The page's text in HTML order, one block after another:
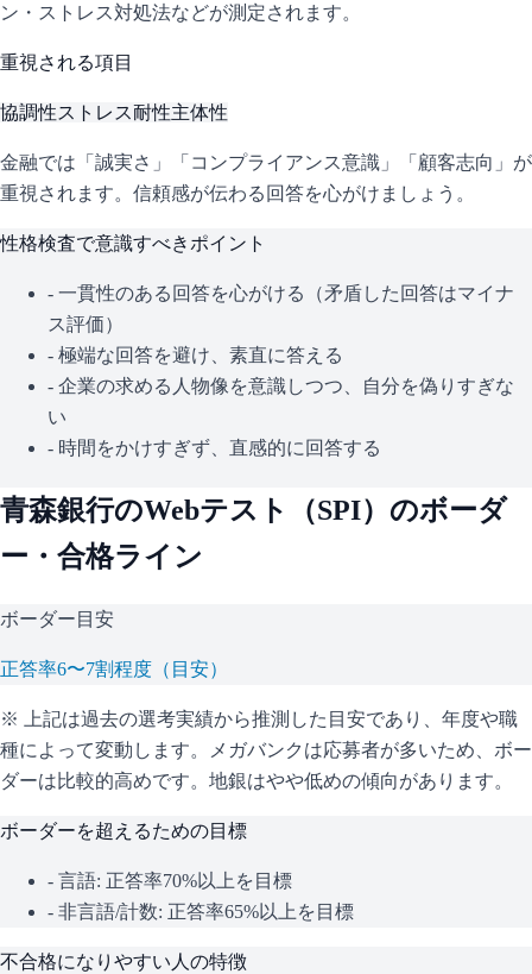
ン・ストレス対処法などが測定されます。
重視される項目
協調性ストレス耐性主体性
金融では「誠実さ」「コンプライアンス意識」「顧客志向」が
重視されます。信頼感が伝わる回答を心がけましょう。
性格検査で意識すべきポイント
- 一貫性のある回答を心がける（矛盾した回答はマイナ
ス評価）
- 極端な回答を避け、素直に答える
- 企業の求める人物像を意識しつつ、自分を偽りすぎな
い
- 時間をかけすぎず、直感的に回答する
青森銀行のWebテスト（SPI）のボーダ
ー・合格ライン
ボーダー目安
正答率6〜7割程度（目安）
※ 上記は過去の選考実績から推測した目安であり、年度や職
種によって変動します。
メガバンクは応募者が多いため、ボー
ダーは比較的高めです。地銀はやや低めの傾向があります。
ボーダーを超えるための目標
- 言語: 正答率70%以上を目標
- 非言語/計数: 正答率65%以上を目標
不合格になりやすい人の特徴